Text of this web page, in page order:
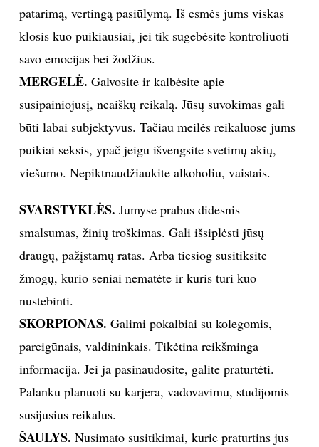
Prenumeruodami portalą,
Jūs sutinkate su
patarimą, vertingą pasiūlymą. Iš esmės jums viskas
klosis kuo puikiausiai, jei tik sugebėsite kontroliuoti
savo emocijas bei žodžius.
MERGELĖ. Galvosite ir kalbėsite apie
susipainiojusį, neaiškų reikalą. Jūsų suvokimas gali
būti labai subjektyvus. Tačiau meilės reikaluose jums
puikiai seksis, ypač jeigu išvengsite svetimų akių,
viešumo. Nepiktnaudžiaukite alkoholiu, vaistais.
SVARSTYKLĖS. Jumyse prabus didesnis
smalsumas, žinių troškimas. Gali išsiplėsti jūsų
draugų, pažįstamų ratas. Arba tiesiog susitiksite
žmogų, kurio seniai nematėte ir kuris turi kuo
nustebinti.
SKORPIONAS. Galimi pokalbiai su kolegomis,
pareigūnais, valdininkais. Tikėtina reikšminga
informacija. Jei ja pasinaudosite, galite praturtėti.
Palanku planuoti su karjera, vadovavimu, studijomis
susijusius reikalus.
ŠAULYS. Nusimato susitikimai, kurie praturtins jus